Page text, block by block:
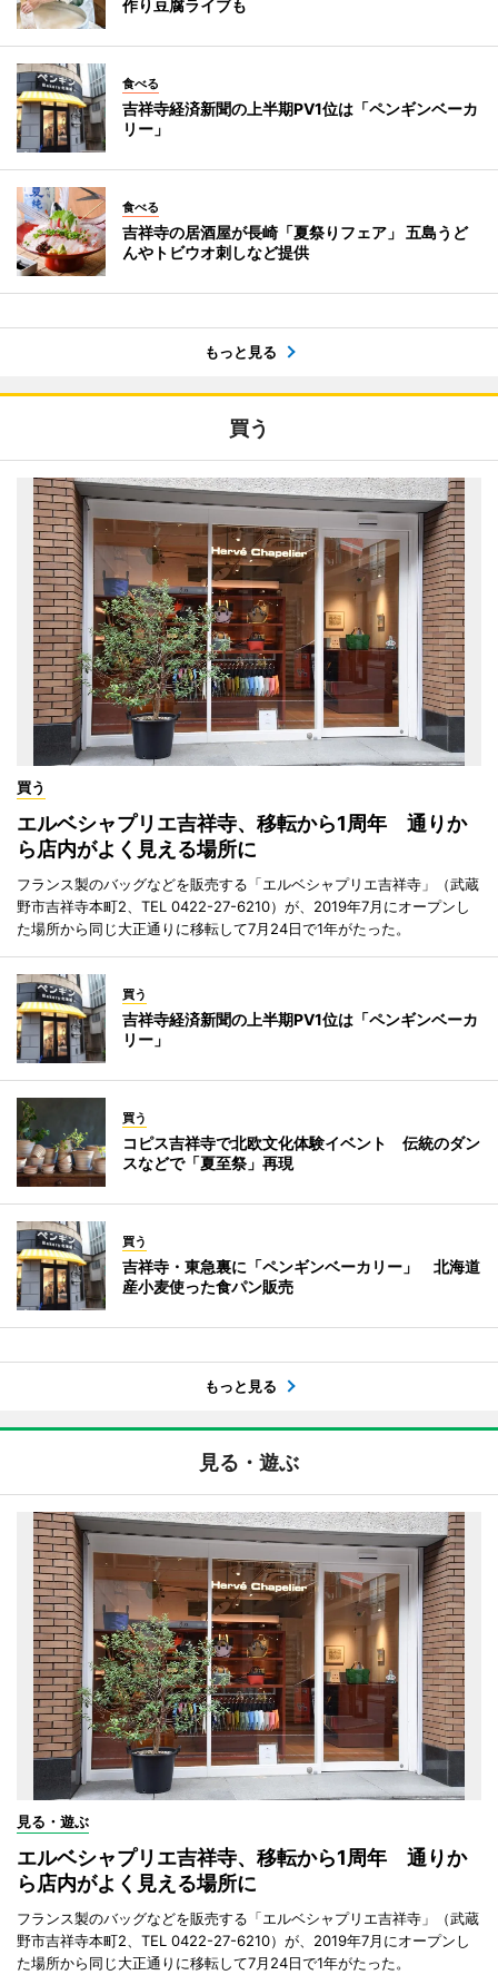
作り豆腐ライブも
食べる
吉祥寺経済新聞の上半期PV1位は「ペンギンベーカ
リー」
食べる
吉祥寺の居酒屋が長崎「夏祭りフェア」 五島うど
んやトビウオ刺しなど提供
もっと見る
買う
買う
エルベシャプリエ吉祥寺、移転から1周年 通りか
ら店内がよく見える場所に
フランス製のバッグなどを販売する「エルベシャプリエ吉祥寺」（武蔵
野市吉祥寺本町2、TEL 0422-27-6210）が、2019年7月にオープンし
た場所から同じ大正通りに移転して7月24日で1年がたった。
買う
吉祥寺経済新聞の上半期PV1位は「ペンギンベーカ
リー」
買う
コピス吉祥寺で北欧文化体験イベント 伝統のダン
スなどで「夏至祭」再現
買う
吉祥寺・東急裏に「ペンギンベーカリー」 北海道
産小麦使った食パン販売
もっと見る
見る・遊ぶ
見る・遊ぶ
エルベシャプリエ吉祥寺、移転から1周年 通りか
ら店内がよく見える場所に
フランス製のバッグなどを販売する「エルベシャプリエ吉祥寺」（武蔵
野市吉祥寺本町2、TEL 0422-27-6210）が、2019年7月にオープンし
た場所から同じ大正通りに移転して7月24日で1年がたった。